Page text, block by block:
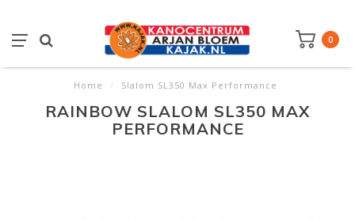
0
Home / Slalom SL350 Max Performance
RAINBOW SLALOM SL350 MAX
PERFORMANCE